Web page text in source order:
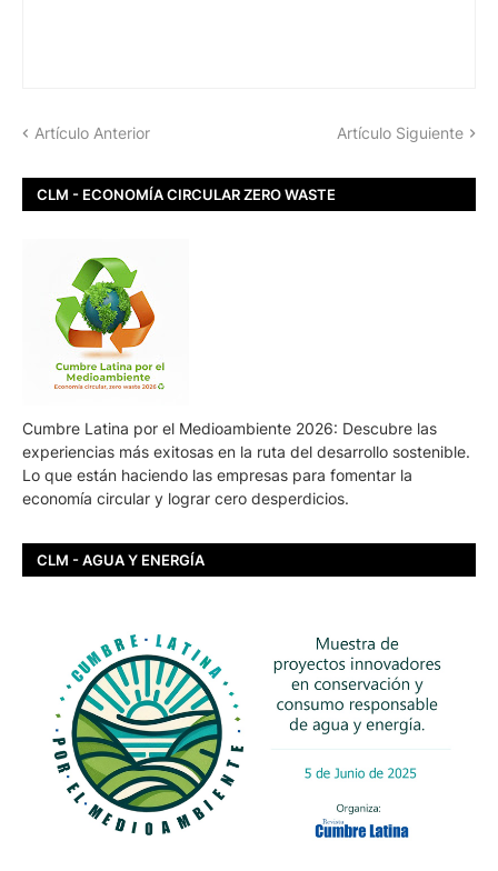
Artículo Anterior Artículo Siguiente
CLM - ECONOMÍA CIRCULAR ZERO WASTE
Cumbre Latina por el Medioambiente 2026: Descubre las
experiencias más exitosas en la ruta del desarrollo sostenible.
Lo que están haciendo las empresas para fomentar la
economía circular y lograr cero desperdicios.
CLM - AGUA Y ENERGÍA